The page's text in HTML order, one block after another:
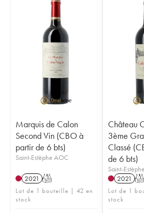
Marquis de Calon
Second Vin (CBO à
partir de 6 bts)
Saint-Estèphe AOC
2021 T
Lot de 1 bouteille | 42 en
stock
Château
3ème
Classé
de 6 bts)
Saint-
2021 T
Lot de 1
stock